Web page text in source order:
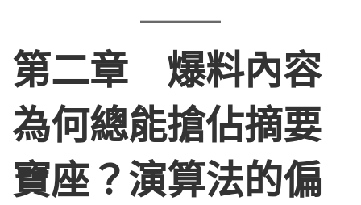
第二章 爆料內容
為何總能搶佔摘要
寶座？演算法的偏